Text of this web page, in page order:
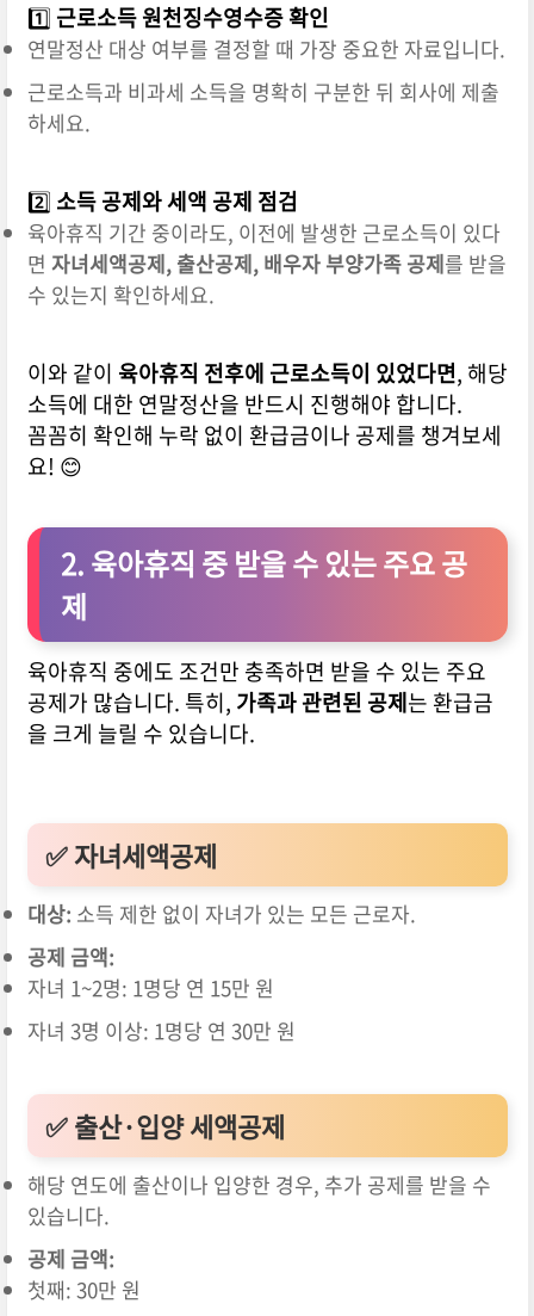
1️⃣ 근로소득 원천징수영수증 확인
연말정산 대상 여부를 결정할 때 가장 중요한 자료입니다.
근로소득과 비과세 소득을 명확히 구분한 뒤 회사에 제출
하세요.
2️⃣ 소득 공제와 세액 공제 점검
육아휴직 기간 중이라도, 이전에 발생한 근로소득이 있다
면 자녀세액공제, 출산공제, 배우자 부양가족 공제를 받을
수 있는지 확인하세요.
이와 같이 육아휴직 전후에 근로소득이 있었다면, 해당
소득에 대한 연말정산을 반드시 진행해야 합니다.
꼼꼼히 확인해 누락 없이 환급금이나 공제를 챙겨보세
요! 😊
2. 육아휴직 중 받을 수 있는 주요 공
제
육아휴직 중에도 조건만 충족하면 받을 수 있는 주요
공제가 많습니다. 특히, 가족과 관련된 공제는 환급금
을 크게 늘릴 수 있습니다.
✅ 자녀세액공제
대상: 소득 제한 없이 자녀가 있는 모든 근로자.
공제 금액:
자녀 1~2명: 1명당 연 15만 원
자녀 3명 이상: 1명당 연 30만 원
✅ 출산·입양 세액공제
해당 연도에 출산이나 입양한 경우, 추가 공제를 받을 수
있습니다.
공제 금액:
첫째: 30만 원